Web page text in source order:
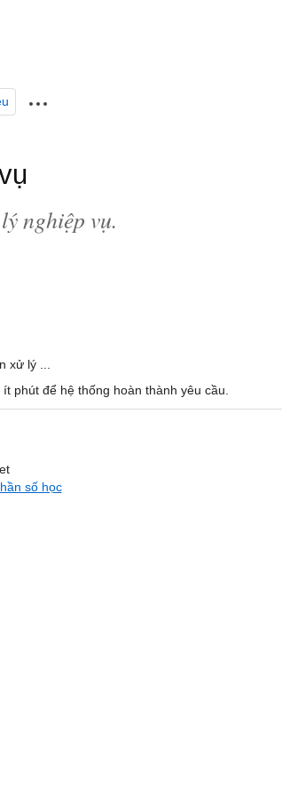
nghiệp vụ.
xử lý ...
phút để hệ thống hoàn thành yêu cầu.
số học